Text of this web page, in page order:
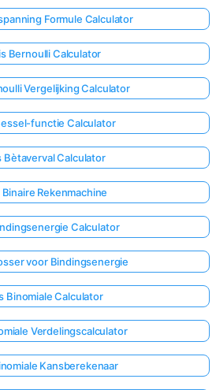
Formule Calculator
Bernoulli Calculator
Vergelijking Calculator
functie Calculator
Bètaverval Calculator
Rekenmachine
Calculator
voor Bindingsenergie
Binomiale Calculator
Verdelingscalculator
Kansberekenaar